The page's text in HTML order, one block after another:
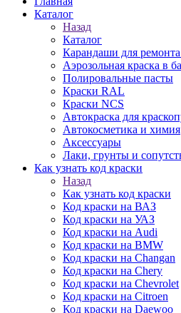
Каталог
Назад
Каталог
Карандаши для ремонта
Аэрозольная краска в
Полировальные пасты
Краски RAL
Краски NCS
Автокраска для
Автокосметика и химия
Аксессуары
Лаки, грунты и
Как узнать код краски
Назад
Как узнать код краски
Код краски на ВАЗ
Код краски на УАЗ
Код краски на Audi
Код краски на BMW
Код краски на Changan
Код краски на Chery
Код краски на Chevrolet
Код краски на Citroen
Код краски на Daewoo